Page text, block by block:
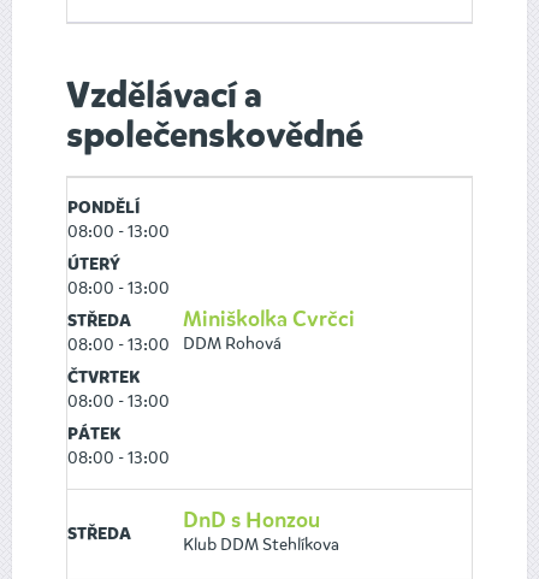
Vzdělávací a
společenskovědné
PONDĚLÍ
08:00 - 13:00
ÚTERÝ
08:00 - 13:00
STŘEDA
08:00 - 13:00
ČTVRTEK
08:00 - 13:00
PÁTEK
08:00 - 13:00
Miniškolka Cvrčci
DDM Rohová
STŘEDA
DnD s Honzou
Klub DDM Stehlíkova